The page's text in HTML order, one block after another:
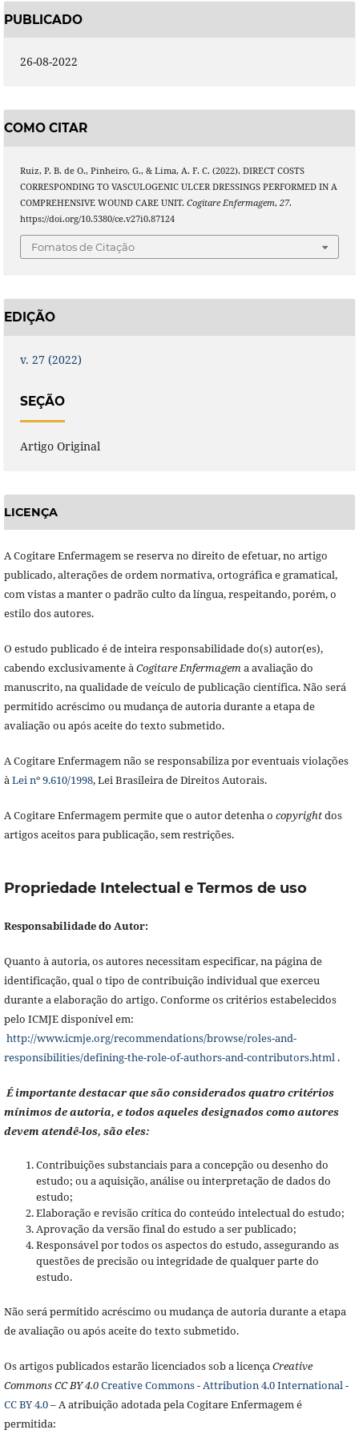
PUBLICADO
26-08-2022
COMO CITAR
Ruiz, P. B. de O., Pinheiro, G., & Lima, A. F. C. (2022). DIRECT COSTS
CORRESPONDING TO VASCULOGENIC ULCER DRESSINGS PERFORMED IN A
COMPREHENSIVE WOUND CARE UNIT. Cogitare Enfermagem, 27.
https://doi.org/10.5380/ce.v27i0.87124
Fomatos de Citação
EDIÇÃO
v. 27 (2022)
SEÇÃO
Artigo Original
LICENÇA
A Cogitare Enfermagem se reserva no direito de efetuar, no artigo
publicado, alterações de ordem normativa, ortográfica e gramatical,
com vistas a manter o padrão culto da língua, respeitando, porém, o
estilo dos autores.
O estudo publicado é de inteira responsabilidade do(s) autor(es),
cabendo exclusivamente àCogitare Enfermagema avaliação do
manuscrito, na qualidade de veículo de publicação científica. Não será
permitido acréscimo ou mudança de autoria durante a etapa de
avaliação ou após aceite do texto submetido.
A Cogitare Enfermagem não se responsabiliza por eventuais violações
àLei nº 9.610/1998, Lei Brasileira de Direitos Autorais.
A Cogitare Enfermagem permite que o autor detenha o copyrightdos
artigos aceitos para publicação, sem restrições.
Propriedade Intelectual e Termos de uso
Responsabilidade do Autor:
Quanto à autoria, os autores necessitam especificar, na página de
identificação, qual o tipo de contribuição individual que exerceu
durante a elaboração do artigo. Conforme os critérios estabelecidos
pelo ICMJE disponível em:
http://www.icmje.org/recommendations/browse/roles-and-
responsibilities/defining-the-role-of-authors-and-contributors.html.
É importante destacar que são considerados quatro critérios
mínimos de autoria, e todos aqueles designados como autores
devem atendê-los, são eles:
Contribuições substanciais para a concepção ou desenho do
estudo; ou a aquisição, análise ou interpretação de dados do
estudo;
Elaboração e revisão crítica do conteúdo intelectual do estudo;
Aprovação da versão final do estudo a ser publicado;
Responsável por todos os aspectos do estudo, assegurando as
questões de precisão ou integridade de qualquer parte do
estudo.
Não será permitido acréscimo ou mudança de autoria durante a etapa
de avaliação ou após aceite do texto submetido.
Os artigos publicados estarão licenciados sob a licença Creative
Commons CC BY 4.0Creative Commons - Attribution 4.0 International -
CC BY 4.0– A atribuição adotada pela Cogitare Enfermagem é
permitida: